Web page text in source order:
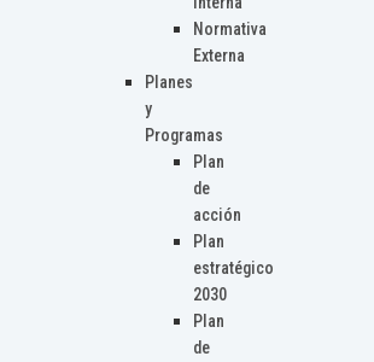
Normativa
Externa
Planes
y
Programas
Plan
de
acción
Plan
estratégico
2030
Plan
de